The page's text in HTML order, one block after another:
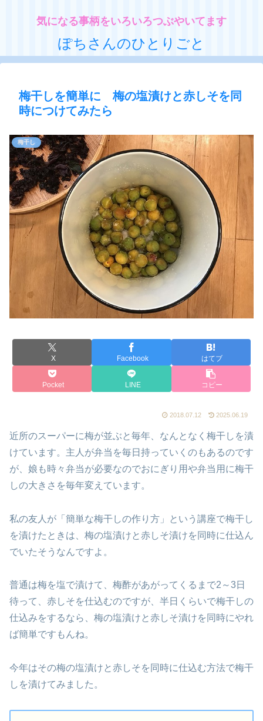
気になる事柄をいろいろつぶやいてます
ぽちさんのひとりごと
梅干しを簡単に 梅の塩漬けと赤しそを同
時につけてみたら
梅干し
X Facebook はてブ
Pocket LINE コピー
2018.07.12 2025.06.19
近所のスーパーに梅が並ぶと毎年、なんとなく梅干しを漬
けています。主人が弁当を毎日持っていくのもあるのです
が、娘も時々弁当が必要なのでおにぎり用や弁当用に梅干
しの大きさを毎年変えています。
私の友人が「簡単な梅干しの作り方」という講座で梅干し
を漬けたときは、梅の塩漬けと赤しそ漬けを同時に仕込ん
でいたそうなんですよ。
普通は梅を塩で漬けて、梅酢があがってくるまで2～3日
待って、赤しそを仕込むのですが、半日くらいで梅干しの
仕込みをするなら、梅の塩漬けと赤しそ漬けを同時にやれ
ば簡単ですもんね。
今年はその梅の塩漬けと赤しそを同時に仕込む方法で梅干
しを漬けてみました。